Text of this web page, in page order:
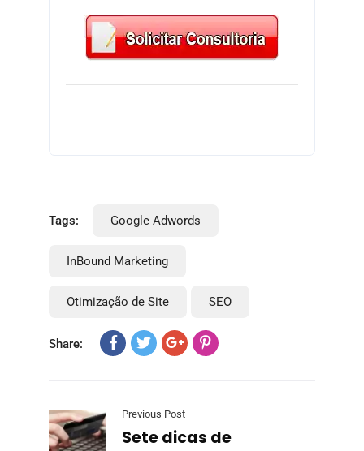
Tags: Google Adwords
InBound Marketing
Otimização de Site SEO
Share:
Previous Post
Sete dicas de